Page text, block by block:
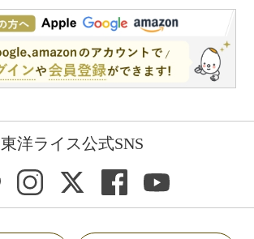
東洋ライス公式SNS